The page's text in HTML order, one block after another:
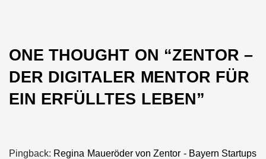
ONE THOUGHT ON “ZENTOR –
DER DIGITALER MENTOR FÜR
EIN ERFÜLLTES LEBEN”
Pingback: Regina Maueröder von Zentor - Bayern Startups